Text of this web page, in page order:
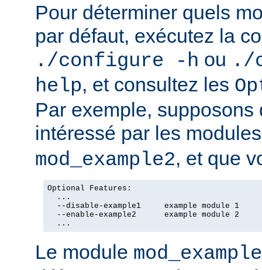
Pour déterminer quels
par défaut, exécutez la
./configure -h ou ./
help, et consultez les
Par exemple, supposons
intéressé par les
mod_example2, et que
Optional Features:
  ...
  --disable-example1     example module 1
  --enable-example2      example module 2
  ...
Le module